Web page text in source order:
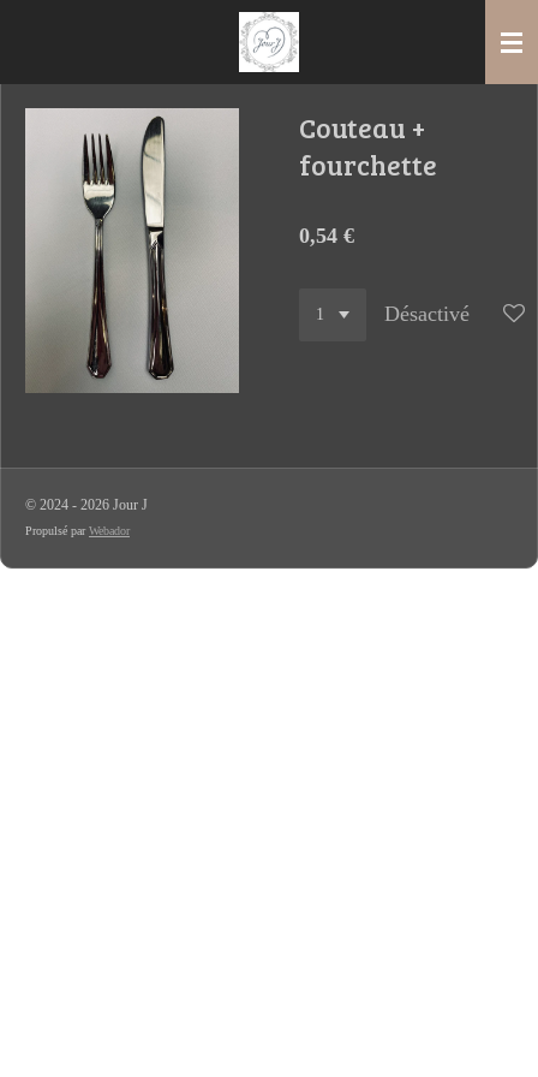
contenu
Couteau +
fourchette
0,54 €
Désactivé
© 2024 - 2026 Jour J
Propulsé parWebador